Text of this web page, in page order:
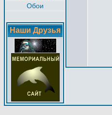
Обои
Наши Друзья